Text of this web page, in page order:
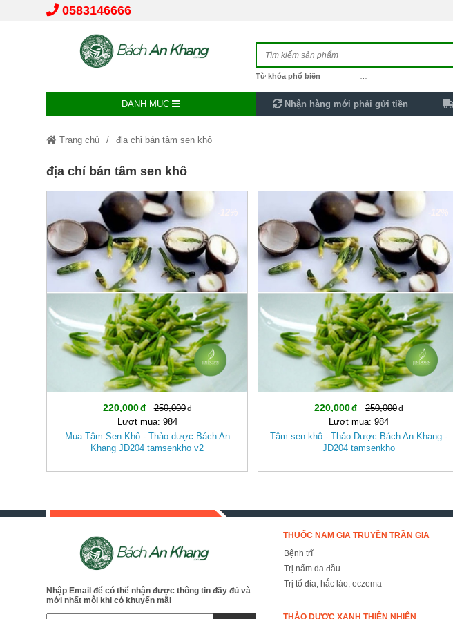
0583146666
Từ khóa phổ biến
DANH MỤC Nhận hàng mới phải gửi tiền
Trang chủ địa chỉ bán tâm sen khô
địa chỉ bán tâm sen khô
-12%
220,000
250,000
Lượt mua: 984
Mua Tâm Sen Khô - Thảo dược Bách An
Khang JD204 tamsenkho v2
-12%
220,000
250,000
Lượt mua: 984
Tâm sen khô - Thảo Dược Bách An Khang -
JD204 tamsenkho
Nhập Email để có thể nhận được thông tin đầy đủ và
mới nhất mỗi khi có khuyến mãi
THUỐC NAM GIA TRUYỀN TRẦN GIA
Bệnh trĩ
Trị nấm da đầu
Trị tổ đỉa, hắc lào, eczema
THẢO DƯỢC XANH THIÊN NHIÊN